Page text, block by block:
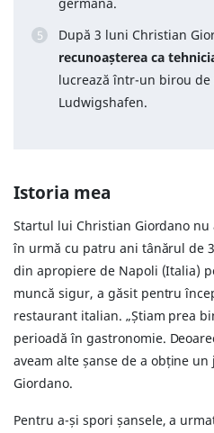
După 3 luni Christian
recunoașterea ca
lucrează într-un birou
Ludwigshafen.
Istoria mea
Startul lui Christian Giordano
în urmă cu patru ani tânărul de
din apropiere de Napoli (Italia)
muncă sigur, a găsit pentru
restaurant italian. „Știam prea
perioadă în gastronomie.
aveam alte șanse de a obține
Giordano.
Pentru a-și spori șansele, a